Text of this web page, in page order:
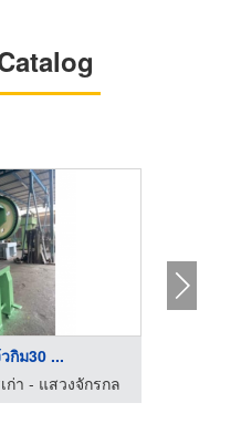
กิม30 ...
ก่า - แสวงจักรกล